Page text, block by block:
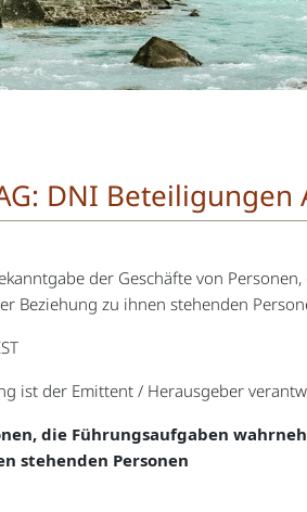
DNI Beteiligungen
der Geschäfte von
Beziehung zu ihnen stehenden
ist der Emittent / Herausgeber
die Führungsaufgaben
stehenden Personen